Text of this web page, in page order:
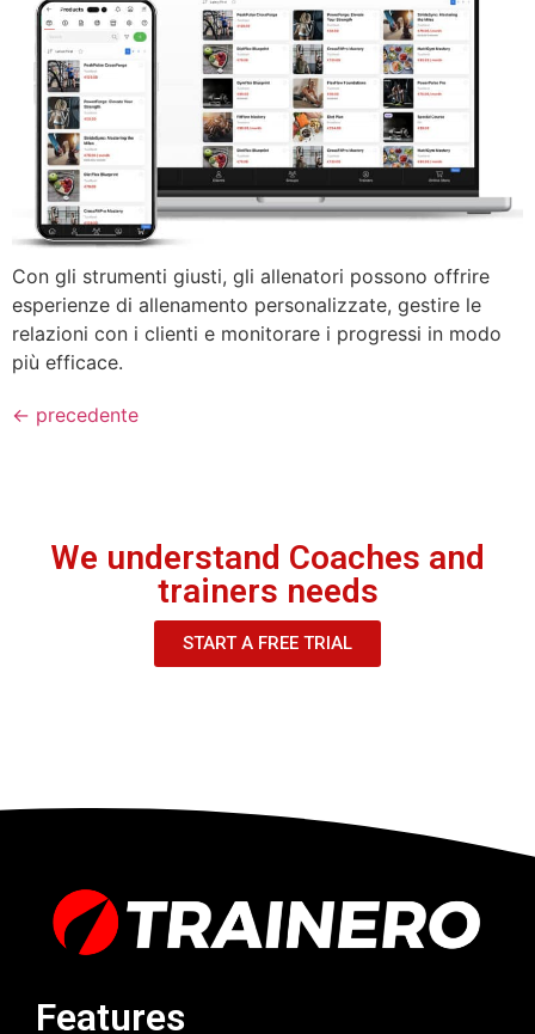
Con gli strumenti giusti, gli allenatori possono offrire
esperienze di allenamento personalizzate, gestire le
relazioni con i clienti e monitorare i progressi in modo
più efficace.
← precedente
We understand Coaches and
trainers needs
START A FREE TRIAL
Features